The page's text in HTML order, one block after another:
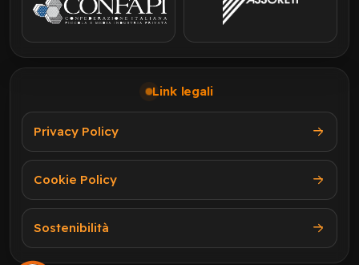
Link legali
Privacy Policy
Cookie Policy
Sostenibilità